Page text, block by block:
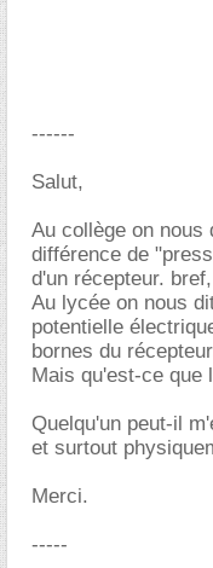
------
Salut,
Au collège on nous
différence de
d'un récepteur.
Au lycée on nous
potentielle
bornes du
Mais qu'est-ce que
Quelqu'un peut-il
et surtout
Merci.
-----